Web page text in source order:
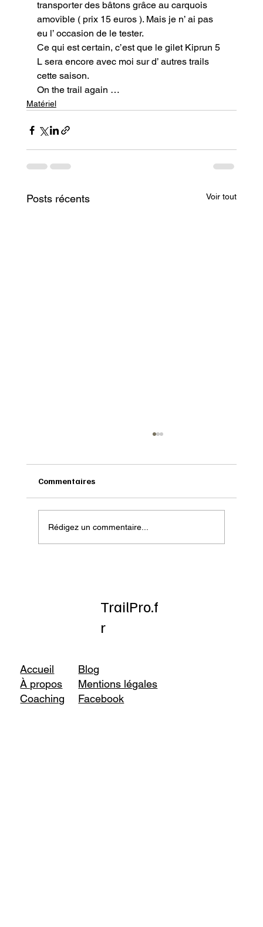
transporter des bâtons grâce au carquois
amovible ( prix 15 euros ). Mais je n’ ai pas
eu l’ occasion de le tester.
Ce qui est certain, c’est que le gilet Kiprun 5
L sera encore avec moi sur d’ autres trails
cette saison.
On the trail again …
Matériel
Posts récents Voir tout
Onatera : Pour affronter l’hiver
Commentaires
Rédigez un commentaire...
TrailPro.f
r
Accueil
À propos
Coaching
Blog
Mentions légales
Facebook